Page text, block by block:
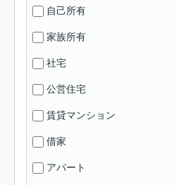
自己所有
家族所有
社宅
公営住宅
賃貸マンション
借家
アパート